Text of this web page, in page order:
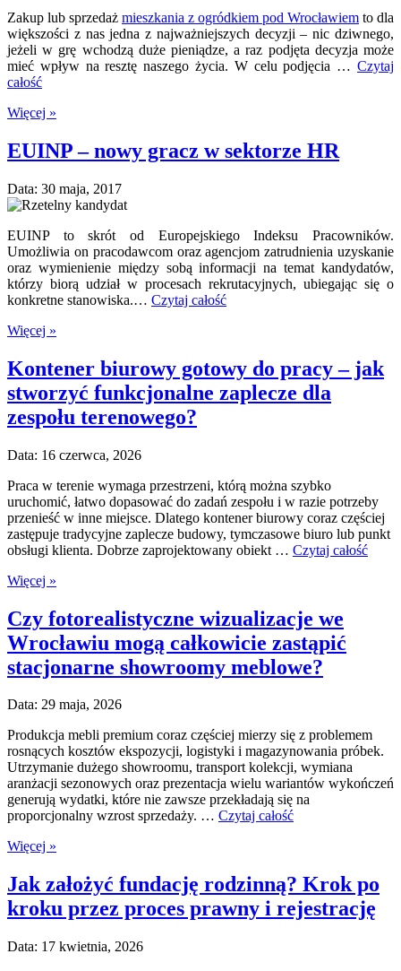
Zakup lub sprzedaż mieszkania z ogródkiem pod Wrocławiem to dla
większości z nas jedna z najważniejszych decyzji – nic dziwnego,
jeżeli w grę wchodzą duże pieniądze, a raz podjęta decyzja może
mieć wpływ na resztę naszego życia. W celu podjęcia … Czytaj
całość
Więcej »
EUINP – nowy gracz w sektorze HR
Data: 30 maja, 2017
EUINP to skrót od Europejskiego Indeksu Pracowników.
Umożliwia on pracodawcom oraz agencjom zatrudnienia uzyskanie
oraz wymienienie między sobą informacji na temat kandydatów,
którzy biorą udział w procesach rekrutacyjnych, ubiegając się o
konkretne stanowiska.… Czytaj całość
Więcej »
Kontener biurowy gotowy do pracy – jak
stworzyć funkcjonalne zaplecze dla
zespołu terenowego?
Data: 16 czerwca, 2026
Praca w terenie wymaga przestrzeni, którą można szybko
uruchomić, łatwo dopasować do zadań zespołu i w razie potrzeby
przenieść w inne miejsce. Dlatego kontener biurowy coraz częściej
zastępuje tradycyjne zaplecze budowy, tymczasowe biuro lub punkt
obsługi klienta. Dobrze zaprojektowany obiekt … Czytaj całość
Więcej »
Czy fotorealistyczne wizualizacje we
Wrocławiu mogą całkowicie zastąpić
stacjonarne showroomy meblowe?
Data: 29 maja, 2026
Produkcja mebli premium coraz częściej mierzy się z problemem
rosnących kosztów ekspozycji, logistyki i magazynowania próbek.
Utrzymanie dużego showroomu, transport kolekcji, wymiana
aranżacji sezonowych oraz prezentacja wielu wariantów wykończeń
generują wydatki, które nie zawsze przekładają się na
proporcjonalny wzrost sprzedaży. … Czytaj całość
Więcej »
Jak założyć fundację rodzinną? Krok po
kroku przez proces prawny i rejestrację
Data: 17 kwietnia, 2026